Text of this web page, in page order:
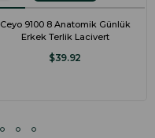
Ceyo 9100 8 Anatomik Günlük
Erkek Terlik Lacivert
$39.92